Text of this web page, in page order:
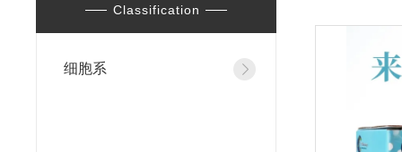
Classification
细胞系